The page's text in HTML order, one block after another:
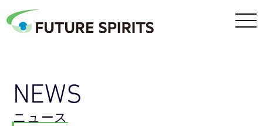
NEWS
ニュース